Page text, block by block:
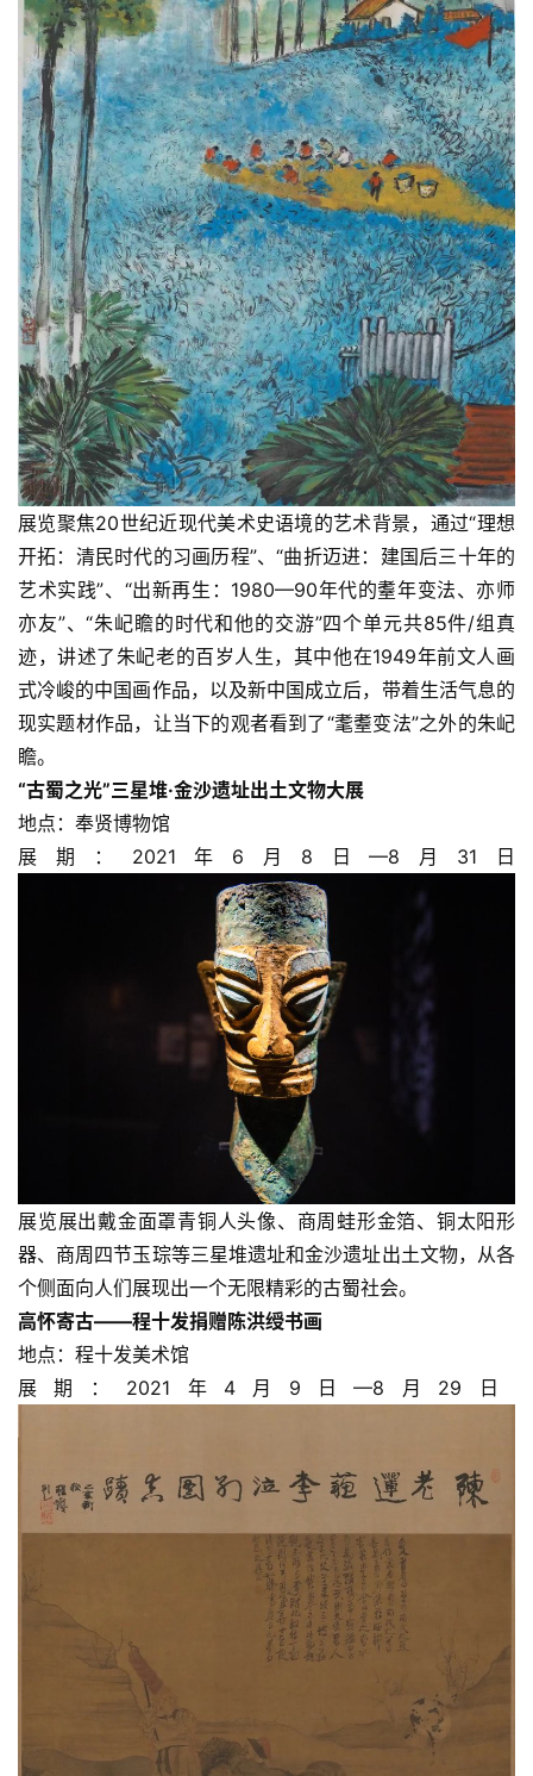
砚
边
夜
话
美
术
图
库
容
易
寫
錯
用
錯
的
繁
體
字
一
百
例
展览聚焦20世纪近现代美术史语境的艺术背景，通过“理想
开拓：清民时代的习画历程”、“曲折迈进：建国后三十年的
艺术实践”、“出新再生：1980—90年代的耋年变法、亦师
亦友”、“朱屺瞻的时代和他的交游”四个单元共85件/组真
迹，讲述了朱屺老的百岁人生，其中他在1949年前文人画
式冷峻的中国画作品，以及新中国成立后，带着生活气息的
现实题材作品，让当下的观者看到了“耄耋变法”之外的朱屺
瞻。
“古蜀之光”三星堆·金沙遗址出土文物大展
地点：奉贤博物馆
展期：2021年6月8日—8月31日
展览展出戴金面罩青铜人头像、商周蛙形金箔、铜太阳形
器、商周四节玉琮等三星堆遗址和金沙遗址出土文物，从各
个侧面向人们展现出一个无限精彩的古蜀社会。
高怀寄古——程十发捐赠陈洪绶书画
地点：程十发美术馆
展期：2021年4月9日—8月29日​​​​